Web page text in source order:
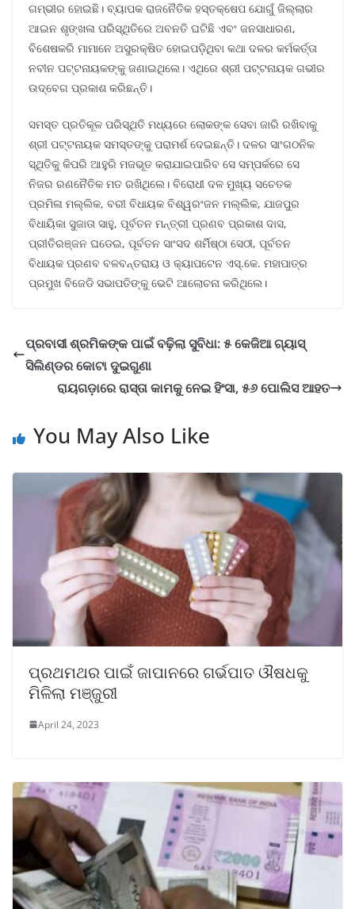
ଗମ୍ଭୀର ହୋଇଛି। ବ୍ୟାପକ ରାଜନୈତିକ ହସ୍ତକ୍ଷେପ ଯୋଗୁଁ ଜିଲ୍ଲାର
ଆଇନ ଶୃଙ୍ଖଳା ପରିସ୍ଥିତିରେ ଅବନତି ଘଟିଛି ଏବଂ ଜନସାଧାରଣ,
ବିଶେଷକରି ମାମାନେ ଅସୁରକ୍ଷିତ ହୋଇପଡ଼ିଥିବା କଥା ଦଳର କର୍ମକର୍ତ୍ତା
ନବୀନ ପଟ୍ଟନାୟକଙ୍କୁ ଜଣାଇଥିଲେ। ଏଥିରେ ଶ୍ରୀ ପଟ୍ଟନାୟକ ଗଭୀର
ଉଦ୍ବେଗ ପ୍ରକାଶ କରିଛନ୍ତି।
ସମସ୍ତ ପ୍ରତିକୂଳ ପରିସ୍ଥିତି ମଧ୍ୟରେ ଲୋକଙ୍କ ସେବା ଜାରି ରଖିବାକୁ
ଶ୍ରୀ ପଟ୍ଟନାୟକ ସମସ୍ତଙ୍କୁ ପରାମର୍ଶ ଦେଇଛନ୍ତି। ଦଳର ସାଂଗଠନିକ
ସ୍ଥିତିକୁ କିପରି ଆହୁରି ମଜଭୂତ କରାଯାଇପାରିବ ସେ ସମ୍ପର୍କରେ ସେ
ନିଜର ରଣନୈତିକ ମତ ରଖିଥିଲେ। ବିରୋଧୀ ଦଳ ମୁଖ୍ୟ ସଚେତକ
ପ୍ରମିଳା ମଲ୍ଲିକ, ବରୀ ବିଧାୟକ ବିଶ୍ୱରଂଜନ ମଲ୍ଲିକ, ଯାଜପୁର
ବିଧାୟିକା ସୁଜାତା ସାହୁ, ପୂର୍ବତନ ମନ୍ତ୍ରୀ ପ୍ରଣବ ପ୍ରକାଶ ଦାସ,
ପ୍ରୀତିରଞ୍ଜନ ଘଡେଇ, ପୂର୍ବତନ ସାଂସଦ ଶର୍ମିଷ୍ଠା ସେଠୀ, ପୂର୍ବତନ
ବିଧାୟକ ପ୍ରଣବ ବଳବନ୍ତରାୟ ଓ କ୍ୟାପଟେନ ଏସ୍.କେ. ମହାପାତ୍ର
ପ୍ରମୁଖ ବିଜେଡି ସଭାପତିଙ୍କୁ ଭେଟି ଆଲୋଚନା କରିଥିଲେ।
ପ୍ରବାସୀ ଶ୍ରମିକଙ୍କ ପାଇଁ ବଢ଼ିଲା ସୁବିଧା: ୫ କେଜିଆ ଗ୍ୟାସ୍
ସିଲିଣ୍ଡର କୋଟା ଦୁଇଗୁଣା
ରାୟଗଡ଼ାରେ ରାସ୍ତା କାମକୁ ନେଇ ହିଂସା, ୫୬ ପୋଲିସ ଆହତ
You May Also Like
ପ୍ରଥମଥର ପାଇଁ ଜାପାନରେ ଗର୍ଭପାତ ଔଷଧକୁ
ମିଳିଲା ମଞ୍ଜୁରୀ
April 24, 2023